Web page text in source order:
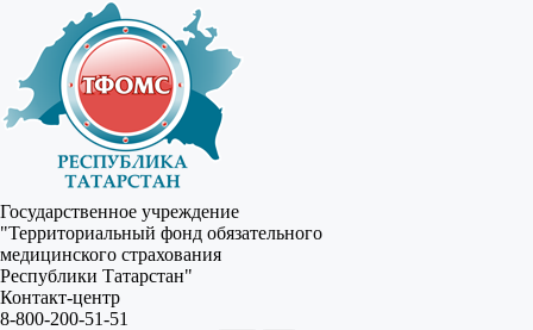
Государственное учреждение
"Территориальный фонд обязательного
медицинского страхования
Республики Татарстан"
Контакт-центр
8-800-200-51-51